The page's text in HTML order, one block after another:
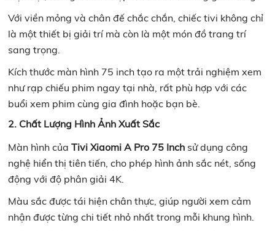
Với viền mỏng và chân đế chắc chắn, chiếc tivi không chỉ
là một thiết bị giải trí mà còn là một món đồ trang trí
sang trọng.
Kích thước màn hình 75 inch tạo ra một trải nghiệm xem
như rạp chiếu phim ngay tại nhà, rất phù hợp với các
buổi xem phim cùng gia đình hoặc bạn bè.
2. Chất Lượng Hình Ảnh Xuất Sắc
Màn hình củaTivi Xiaomi A Pro 75 Inch sử dụng công
nghệ hiển thị tiên tiến, cho phép hình ảnh sắc nét, sống
động với độ phân giải 4K.
Màu sắc được tái hiện chân thực, giúp người xem cảm
nhận được từng chi tiết nhỏ nhất trong mỗi khung hình.